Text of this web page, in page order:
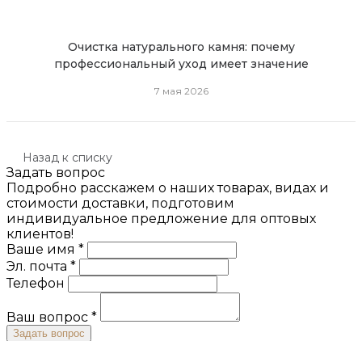
Очистка натурального камня: почему
профессиональный уход имеет значение
7 мая 2026
Назад к списку
Задать вопрос
Подробно расскажем о наших товарах, видах и
стоимости доставки, подготовим
индивидуальное предложение для оптовых
клиентов!
Ваше имя *
Эл. почта *
Телефон
Ваш вопрос *
Задать вопрос